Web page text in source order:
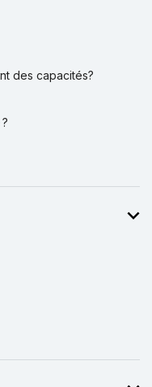
des capacités?